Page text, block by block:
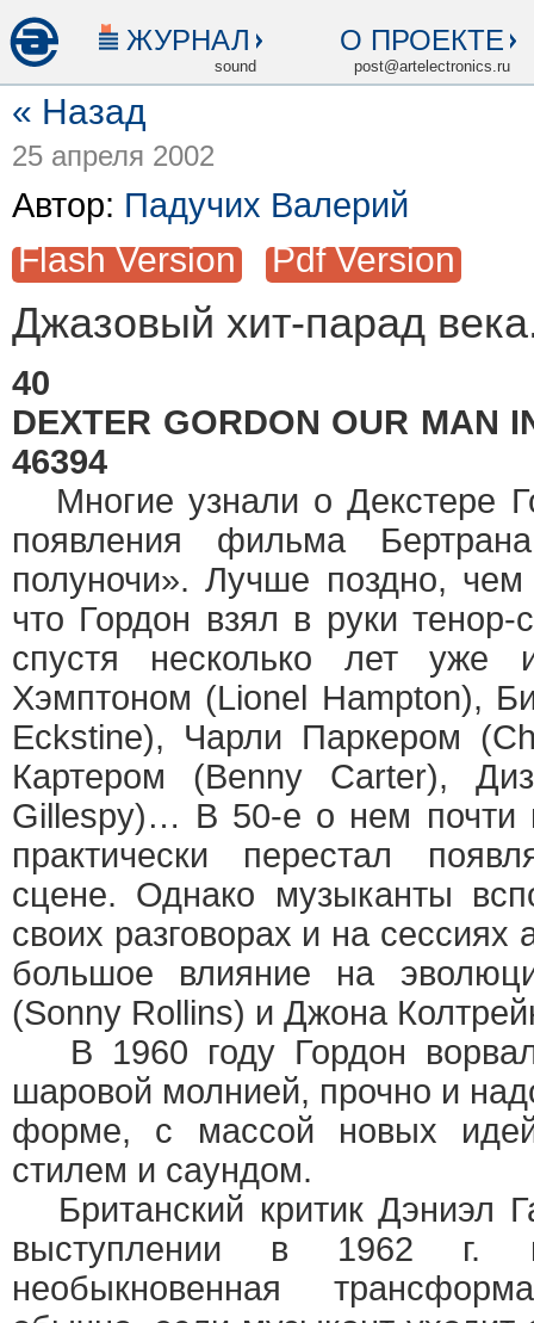
ЖУРНАЛ
sound
О ПРОЕКТЕ
post@artelectronics.ru
« Назад
25 апреля 2002
Автор: Падучих Валерий
Flash Version Pdf Version
Джазовый хит-парад
40
DEXTER GORDON OUR MAN
46394
Многие узнали о Декстере
появления фильма
полуночи». Лучше поздно,
что Гордон взял в руки
спустя несколько лет уже
Хэмптоном (Lionel Hampton),
Eckstine), Чарли Паркером
Картером (Benny Carter),
Gillespy)… В 50-е о нем
практически перестал
сцене. Однако музыканты
своих разговорах и на
большое влияние на
(Sonny Rollins) и Джона
В 1960 году Гордон
шаровой молнией, прочно и
форме, с массой новых
стилем и саундом.
Британский критик Дэниэл
выступлении в 1962 г.
необыкновенная